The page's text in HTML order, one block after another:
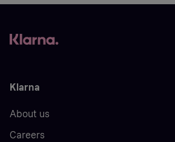
Klarna
About us
Careers